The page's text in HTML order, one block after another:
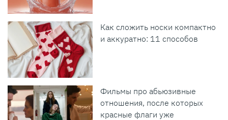
Как сложить носки компактно
и аккуратно: 11 способов
Фильмы про абьюзивные
отношения, после которых
красные флаги уже